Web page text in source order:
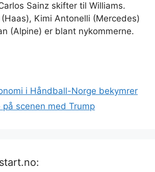
Sainz skifter til Williams.
Kimi Antonelli (Mercedes)
(Alpine) er blant nykommerne.
i Håndball-Norge bekymrer
på scenen med Trump